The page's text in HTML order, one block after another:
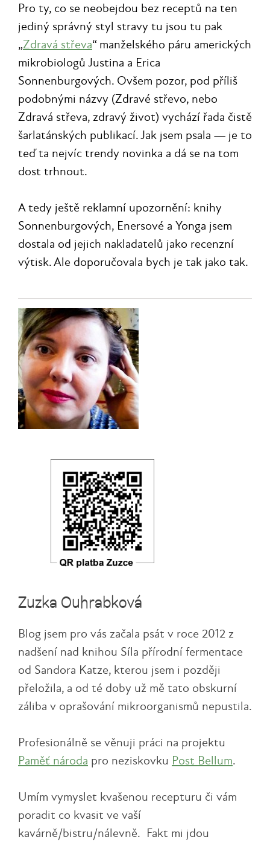
Pro ty, co se neobejdou bez receptů na ten
jediný správný styl stravy tu jsou tu pak
„Zdravá střeva“ manželského páru amerických
mikrobiologů Justina a Erica
Sonnenburgových. Ovšem pozor, pod příliš
podobnými názvy (Zdravé střevo, nebo
Zdravá střeva, zdravý život) vychází řada čistě
šarlatánských publikací. Jak jsem psala — je to
teď ta nejvíc trendy novinka a dá se na tom
dost trhnout.
A tedy ještě reklamní upozornění: knihy
Sonnenburgových, Enersové a Yonga jsem
dostala od jejich nakladatelů jako recenzní
výtisk. Ale doporučovala bych je tak jako tak.
Zuzka Ouhrabková
Blog jsem pro vás začala psát v roce 2012 z
nadšení nad knihou Síla přírodní fermentace
od Sandora Katze, kterou jsem i později
přeložila, a od té doby už mě tato obskurní
záliba v oprašování mikroorganismů nepustila.
Profesionálně se věnuji práci na projektu
Paměť národa pro neziskovku Post Bellum.
Umím vymyslet kvašenou recepturu či vám
poradit co kvasit ve vaší
kavárně/bistru/nálevně. Fakt mi jdou